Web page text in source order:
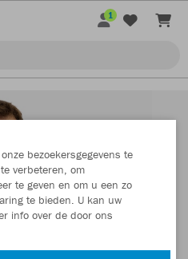
1
bezoekersgegevens te
verbeteren, om
te geven en om u een zo
te bieden. U kan uw
info over de door ons